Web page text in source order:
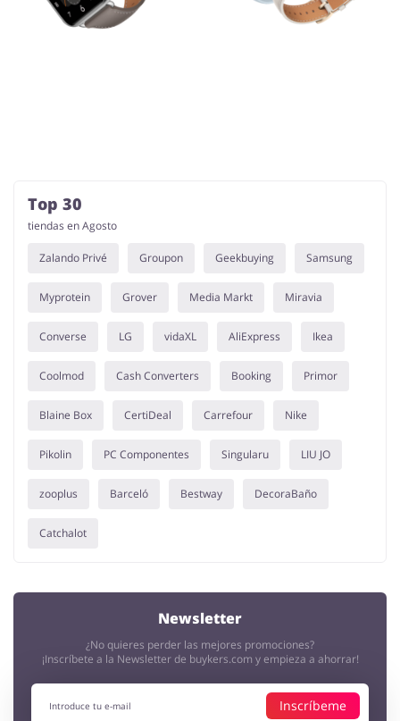
Top 30
tiendas en Agosto
Zalando Privé Groupon Geekbuying Samsung
Myprotein Grover Media Markt Miravia
Converse LG vidaXL AliExpress Ikea
Coolmod Cash Converters Booking Primor
Blaine Box CertiDeal Carrefour Nike
Pikolin PC Componentes Singularu LIU JO
zooplus Barceló Bestway DecoraBaño
Catchalot
Newsletter
¿No quieres perder las mejores promociones?
¡Inscríbete a la Newsletter de buykers.com y empieza a ahorrar!
Inscríbeme